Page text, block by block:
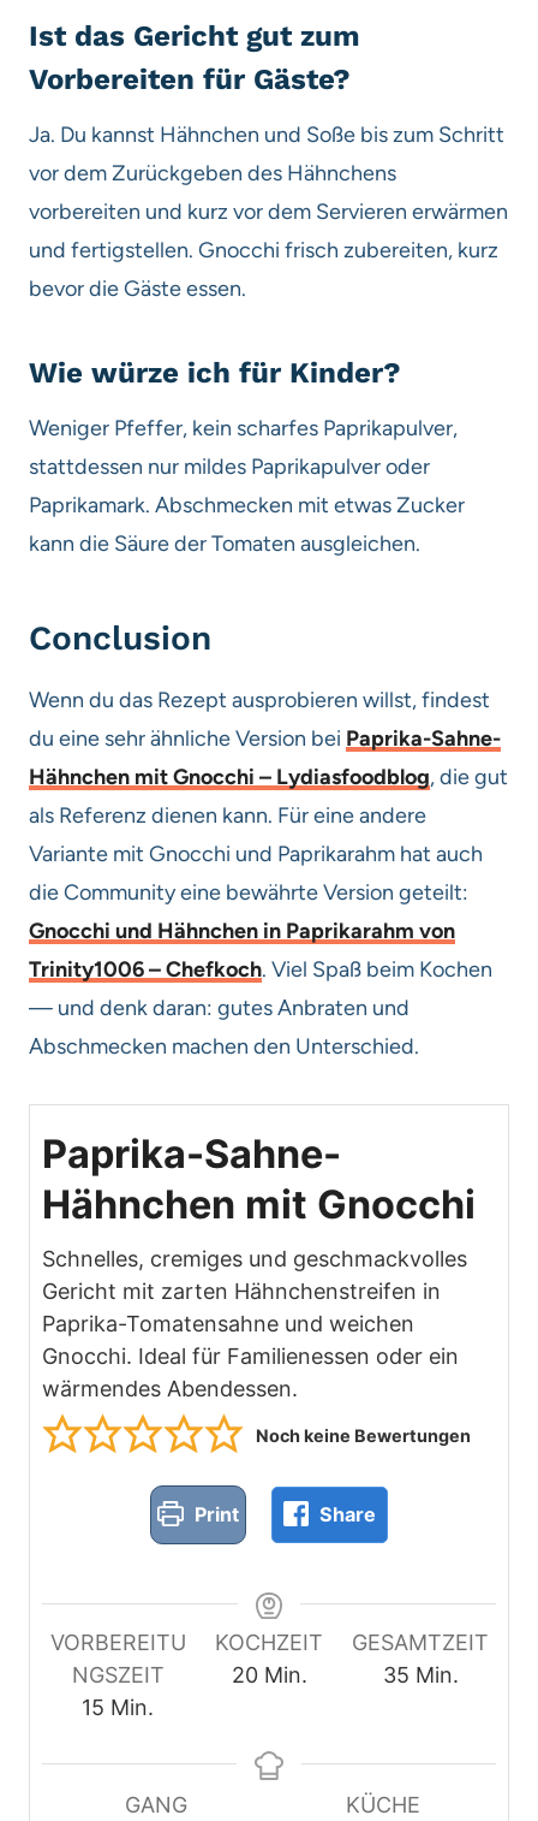
Ist das Gericht gut zum
Vorbereiten für Gäste?
Ja. Du kannst Hähnchen und Soße bis zum Schritt
vor dem Zurückgeben des Hähnchens
vorbereiten und kurz vor dem Servieren erwärmen
und fertigstellen. Gnocchi frisch zubereiten, kurz
bevor die Gäste essen.
Wie würze ich für Kinder?
Weniger Pfeffer, kein scharfes Paprikapulver,
stattdessen nur mildes Paprikapulver oder
Paprikamark. Abschmecken mit etwas Zucker
kann die Säure der Tomaten ausgleichen.
Conclusion
Wenn du das Rezept ausprobieren willst, findest
du eine sehr ähnliche Version bei Paprika-Sahne-
Hähnchen mit Gnocchi – Lydiasfoodblog, die gut
als Referenz dienen kann. Für eine andere
Variante mit Gnocchi und Paprikarahm hat auch
die Community eine bewährte Version geteilt:
Gnocchi und Hähnchen in Paprikarahm von
Trinity1006 – Chefkoch. Viel Spaß beim Kochen
— und denk daran: gutes Anbraten und
Abschmecken machen den Unterschied.
Paprika-Sahne-
Hähnchen mit Gnocchi
Schnelles, cremiges und geschmackvolles
Gericht mit zarten Hähnchenstreifen in
Paprika-Tomatensahne und weichen
Gnocchi. Ideal für Familienessen oder ein
wärmendes Abendessen.
Noch keine Bewertungen
Print Share
VORBEREITU
NGSZEIT
15 M
n
Min.
KOCHZEIT
20M
u
Min.
GESAMTZEIT
35M
u
t
Min.
GANG
KÜCHE